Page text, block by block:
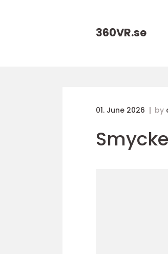
360VR.se
01. June 2026 by